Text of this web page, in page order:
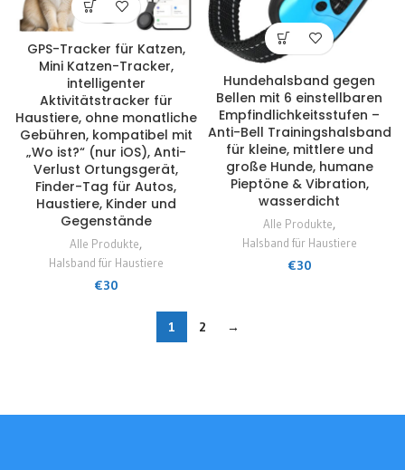
GPS-Tracker für Katzen,
Mini Katzen-Tracker,
intelligenter
Aktivitätstracker für
Haustiere, ohne monatliche
Gebühren, kompatibel mit
„Wo ist?“ (nur iOS), Anti-
Verlust Ortungsgerät,
Finder-Tag für Autos,
Haustiere, Kinder und
Gegenstände
Alle Produkte,
Halsband für Haustiere
€30
Hundehalsband gegen
Bellen mit 6 einstellbaren
Empfindlichkeitsstufen –
Anti-Bell Trainingshalsband
für kleine, mittlere und
große Hunde, humane
Pieptöne & Vibration,
wasserdicht
Alle Produkte,
Halsband für Haustiere
€30
1 2 →